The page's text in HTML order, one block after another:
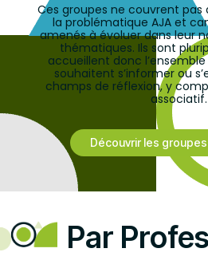
Ces groupes ne couvrent
la problématique AJA et
amenés à évoluer dans leur
thématiques. Ils sont
accueillent donc
souhaitent s’informer ou
champs de réflexion, y
associatif.
Découvrir les
Par